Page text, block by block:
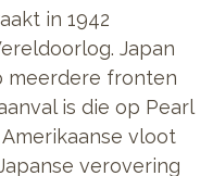
in 1942
Japan
meerdere fronten
is die op Pearl
vloot
verovering